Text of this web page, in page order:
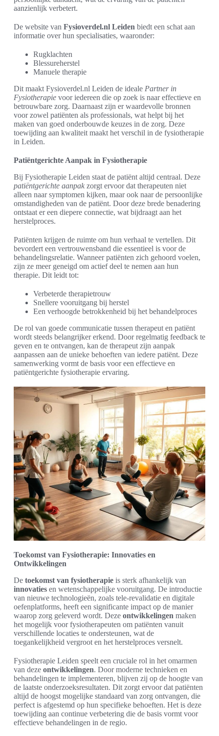
aanzienlijk verbetert.
De website van Fysioverdel.nl Leiden biedt een schat aan
informatie over hun specialisaties, waaronder:
Rugklachten
Blessureherstel
Manuele therapie
Dit maakt Fysioverdel.nl Leiden de ideale Partner in
Fysiotherapie voor iedereen die op zoek is naar effectieve en
betrouwbare zorg. Daarnaast zijn er waardevolle bronnen
voor zowel patiënten als professionals, wat helpt bij het
maken van goed onderbouwde keuzes in de zorg. Deze
toewijding aan kwaliteit maakt het verschil in de fysiotherapie
in Leiden.
Patiëntgerichte Aanpak in Fysiotherapie
Bij Fysiotherapie Leiden staat de patiënt altijd centraal. Deze
patiëntgerichte aanpak zorgt ervoor dat therapeuten niet
alleen naar symptomen kijken, maar ook naar de persoonlijke
omstandigheden van de patiënt. Door deze brede benadering
ontstaat er een diepere connectie, wat bijdraagt aan het
herstelproces.
Patiënten krijgen de ruimte om hun verhaal te vertellen. Dit
bevordert een vertrouwensband die essentieel is voor de
behandelingsrelatie. Wanneer patiënten zich gehoord voelen,
zijn ze meer geneigd om actief deel te nemen aan hun
therapie. Dit leidt tot:
Verbeterde therapietrouw
Snellere vooruitgang bij herstel
Een verhoogde betrokkenheid bij het behandelproces
De rol van goede communicatie tussen therapeut en patiënt
wordt steeds belangrijker erkend. Door regelmatig feedback te
geven en te ontvangen, kan de therapeut zijn aanpak
aanpassen aan de unieke behoeften van iedere patiënt. Deze
samenwerking vormt de basis voor een effectieve en
patiëntgerichte fysiotherapie ervaring.
Toekomst van Fysiotherapie: Innovaties en
Ontwikkelingen
De toekomst van fysiotherapie is sterk afhankelijk van
innovaties en wetenschappelijke vooruitgang. De introductie
van nieuwe technologieën, zoals tele-revalidatie en digitale
oefenplatforms, heeft een significante impact op de manier
waarop zorg geleverd wordt. Deze ontwikkelingen maken
het mogelijk voor fysiotherapeuten om patiënten vanuit
verschillende locaties te ondersteunen, wat de
toegankelijkheid vergroot en het herstelproces versnelt.
Fysiotherapie Leiden speelt een cruciale rol in het omarmen
van deze ontwikkelingen. Door moderne technieken en
behandelingen te implementeren, blijven zij op de hoogte van
de laatste onderzoeksresultaten. Dit zorgt ervoor dat patiënten
altijd de hoogst mogelijke standaard van zorg ontvangen, die
perfect is afgestemd op hun specifieke behoeften. Het is deze
toewijding aan continue verbetering die de basis vormt voor
effectieve behandelingen in de regio.